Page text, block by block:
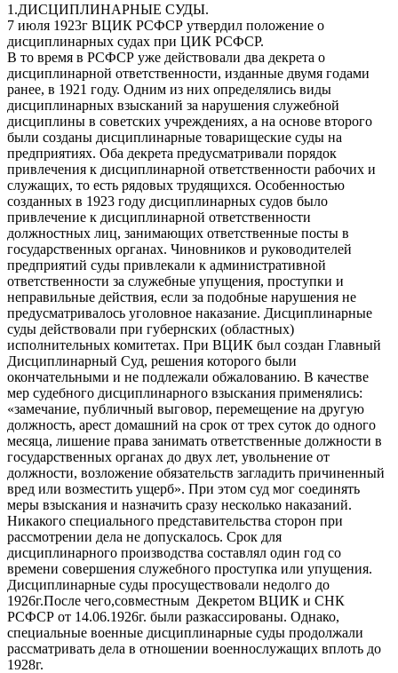
1.ДИСЦИПЛИНАРНЫЕ СУДЫ.
7 июля 1923г ВЦИК РСФСР утвердил положение о
дисциплинарных судах при ЦИК РСФСР.
В то время в РСФСР уже действовали два декрета о
дисциплинарной ответственности, изданные двумя годами
ранее, в 1921 году. Одним из них определялись виды
дисциплинарных взысканий за нарушения служебной
дисциплины в советских учреждениях, а на основе второго
были созданы дисциплинарные товарищеские суды на
предприятиях. Оба декрета предусматривали порядок
привлечения к дисциплинарной ответственности рабочих и
служащих, то есть рядовых трудящихся. Особенностью
созданных в 1923 году дисциплинарных судов было
привлечение к дисциплинарной ответственности
должностных лиц, занимающих ответственные посты в
государственных органах. Чиновников и руководителей
предприятий суды привлекали к административной
ответственности за служебные упущения, проступки и
неправильные действия, если за подобные нарушения не
предусматривалось уголовное наказание. Дисциплинарные
суды действовали при губернских (областных)
исполнительных комитетах. При ВЦИК был создан Главный
Дисциплинарный Суд, решения которого были
окончательными и не подлежали обжалованию. В качестве
мер судебного дисциплинарного взыскания применялись:
«замечание, публичный выговор, перемещение на другую
должность, арест домашний на срок от трех суток до одного
месяца, лишение права занимать ответственные должности в
государственных органах до двух лет, увольнение от
должности, возложение обязательств загладить причиненный
вред или возместить ущерб». При этом суд мог соединять
меры взыскания и назначить сразу несколько наказаний.
Никакого специального представительства сторон при
рассмотрении дела не допускалось. Срок для
дисциплинарного производства составлял один год со
времени совершения служебного проступка или упущения.
Дисциплинарные суды просуществовали недолго до
1926г.После чего,совместным Декретом ВЦИК и СНК
РСФСР от 14.06.1926г. были разкассированы. Однако,
специальные военные дисциплинарные суды продолжали
рассматривать дела в отношении военнослужащих вплоть до
1928г.